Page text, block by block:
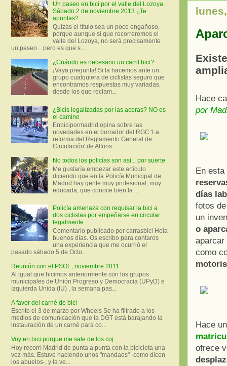
Hace
por
En
días
fotos
un
o
aparcar
como
Hace
ofrece
Un paseo en bici por el valle del Lozoya.
Sábado 2 de noviembre 2013 ¿Te
apuntas?
Quizás el título sea un poco engañoso,
porque aunque sí que recorreremos el
valle del Lozoya, no será precisamente
un paseo... pero es que s...
¿Cuándo es necesario un carril bici?
¡Vaya pregunta! Si la hacemos ante un
grupo cualquiera de ciclistas seguro que
encontramos respuestas muy variadas,
desde los que reclam...
¿Bicis legalizadas por las aceras? NO es
el camino
Enbicipormadrid opina sobre las
novedades en el borrador del RGC 'La
reforma del Reglamento General de
Circulación' de Alfons...
No todos los policías son así... por suerte
Me gustaría empezar este artículo
diciendo que en la Policía Municipal de
Madrid hay gente muy profesional, muy
educada, que conoce bien la ...
Policía amenaza con requisar la bici a
dos ciclistas por empeñarse en circular
legalmente
Comentario publicado por carrasbici Hola
buenos días. Os escribo para contaros
una experiencia que me ocurrió el
pasado sábado 5 de Octu...
Reunión con el PSOE, noviembre 2011
Al igual que hicimos anteriormente con los grupos
municipales de Unión Progreso y Democracia (UPyD) e
Izquierda Unida (IU) , la semana pas...
A favor del carné de bici
Escrito el 3 de marzo por Wheels Se ha filtrado a los
medios de comunicación que la DGT está barajando la
instauración de un carné para co...
Voy en bici porque me sale de los coj...
Hoy recorrí Madrid de punta a punta con la bicicleta una
vez más. Estuve haciendo unos "mandaos" -como dicen
los abuelos-, y la ve...